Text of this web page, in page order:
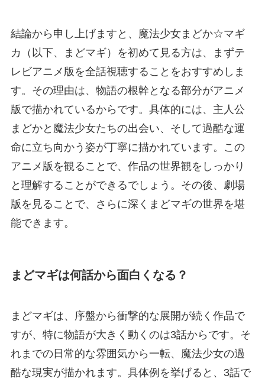
結論から申し上げますと、魔法少女まどか☆マギ
カ（以下、まどマギ）を初めて見る方は、まずテ
レビアニメ版を全話視聴することをおすすめしま
す。その理由は、物語の根幹となる部分がアニメ
版で描かれているからです。具体的には、主人公
まどかと魔法少女たちの出会い、そして過酷な運
命に立ち向かう姿が丁寧に描かれています。この
アニメ版を観ることで、作品の世界観をしっかり
と理解することができるでしょう。その後、劇場
版を見ることで、さらに深くまどマギの世界を堪
能できます。
まどマギは何話から面白くなる？
まどマギは、序盤から衝撃的な展開が続く作品で
すが、特に物語が大きく動くのは3話からです。そ
れまでの日常的な雰囲気から一転、魔法少女の過
酷な現実が描かれます。具体例を挙げると、3話で